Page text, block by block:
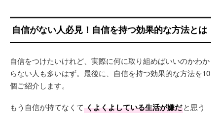
自信がない人必見！自信を持つ効果的な方法とは
自信をつけたいけれど、実際に何に取り組めばいいのかわか
らない人も多いはず。最後に、自信を持つ効果的な方法を10
個ご紹介します。
もう自信が持てなくて くよくよしている生活が嫌だと思う